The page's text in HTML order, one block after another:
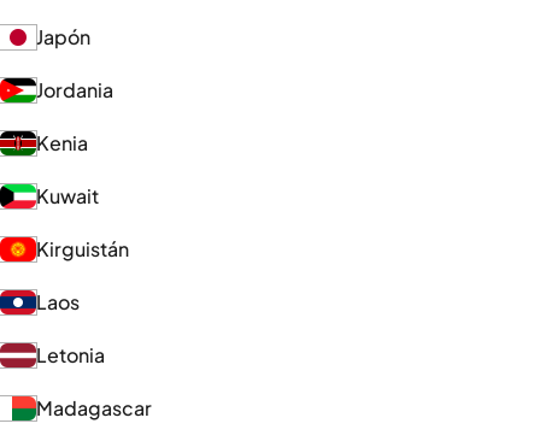
Japón
Jordania
Kenia
Kuwait
Kirguistán
Laos
Letonia
Madagascar